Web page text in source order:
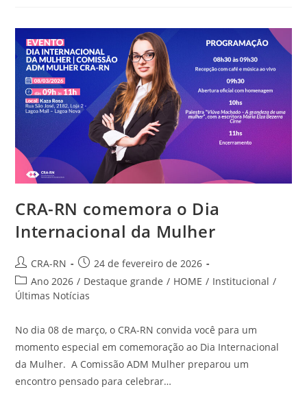
Em
Edição
Online
CRA-RN comemora o Dia
Internacional da Mulher
Autor
do
post:
CRA-RN
Post
publicado:
24 de fevereiro de 2026
Categoria
do
Ano 2026 / Destaque grande / HOME / Institucional /
Últimas Notícias
No dia 08 de março, o CRA-RN convida você para um
momento especial em comemoração ao Dia Internacional
da Mulher. A Comissão ADM Mulher preparou um
encontro pensado para celebrar…